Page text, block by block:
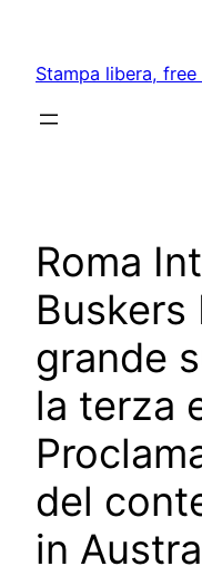
content
Stampa libera,
Roma
Buskers
grande
la terza
del
in